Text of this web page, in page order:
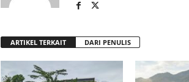
ARTIKEL TERKAIT DARI PENULIS